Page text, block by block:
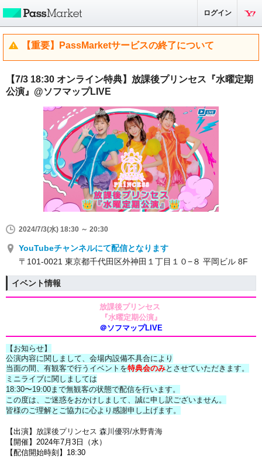
ログイン
【重要】PassMarketサービスの終了について
【7/3 18:30 オンライン特典】放課後プリンセス『水曜定期
公演』@ソフマップLIVE
2024/7/3(水) 18:30 ～ 20:30
YouTubeチャンネルにて配信となります
〒101-0021 東京都千代田区外神田１丁目１０−８ 平岡ビル 8F
イベント情報
放課後プリンセス
『水曜定期公演』
＠ソフマップLIVE
【お知らせ】
公演内容に関しまして、会場内設備不具合により
当面の間、有観客で行うイベントを特典会のみとさせていただきます。
ミニライブに関しましては
18:30〜19:00まで無観客の状態で配信を行います。
この度は、ご迷惑をおかけしまして、誠に申し訳ございません。
皆様のご理解とご協力に心より感謝申し上げます。
【出演】 放課後プリンセス 森川優羽/水野青海
【開催】2024年7月3日（水）
【配信開始時刻】18:30